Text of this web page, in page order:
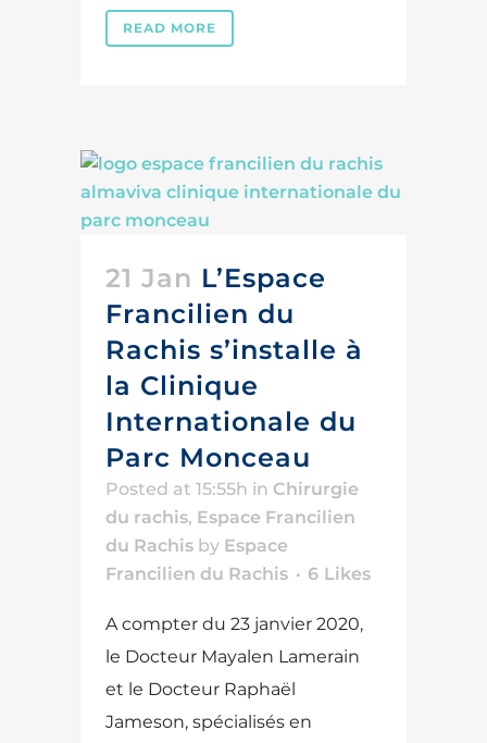
READ MORE
21 Jan L’Espace
Francilien du
Rachis s’installe à
la Clinique
Internationale du
Parc Monceau
Posted at 15:55h in Chirurgie
du rachis, Espace Francilien
du Rachis by Espace
Francilien du Rachis
6 Likes
A compter du 23 janvier 2020,
le Docteur Mayalen Lamerain
et le Docteur Raphaël
Jameson, spécialisés en